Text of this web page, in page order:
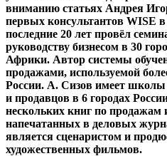
вниманию статьях Андрея
первых консультантов WISE
последние 20 лет провёл
руководству бизнесом в 30
Африки. Автор системы
продажами, используемой
России. А. Сизов имеет школы
и продавцов в 6 городах
нескольких книг по продажам
напечатанных в деловых
является сценаристом и
художественных фильмов.